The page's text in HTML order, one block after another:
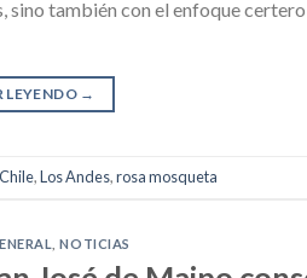
sino también con el enfoque
LEYENDO →
Chile,Los Andes,rosa mosqueta
,NOTICIAS